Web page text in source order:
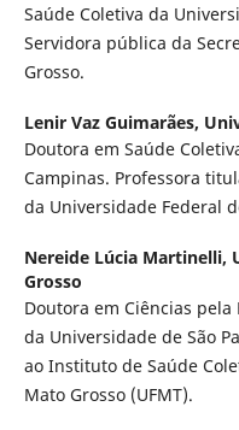
Saúde Coletiva da
Servidora pública da
Grosso.
Lenir Vaz Guimarães,
Doutora em Saúde
Campinas. Professora
da Universidade Federal
Nereide Lúcia Martinelli,
Grosso
Doutora em Ciências
da Universidade de São
ao Instituto de Saúde
Mato Grosso (UFMT).